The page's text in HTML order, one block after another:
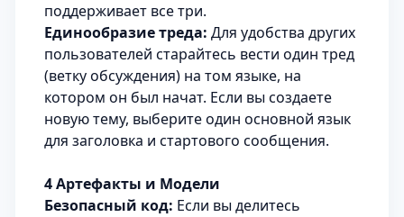
поддерживает все три.
Единообразие треда: Для удобства других
пользователей старайтесь вести один тред
(ветку обсуждения) на том языке, на
котором он был начат. Если вы создаете
новую тему, выберите один основной язык
для заголовка и стартового сообщения.
4 Артефакты и Модели
Безопасный код: Если вы делитесь